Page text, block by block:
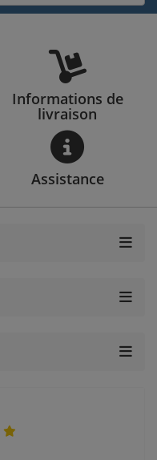
Informations de
livraison
Assistance